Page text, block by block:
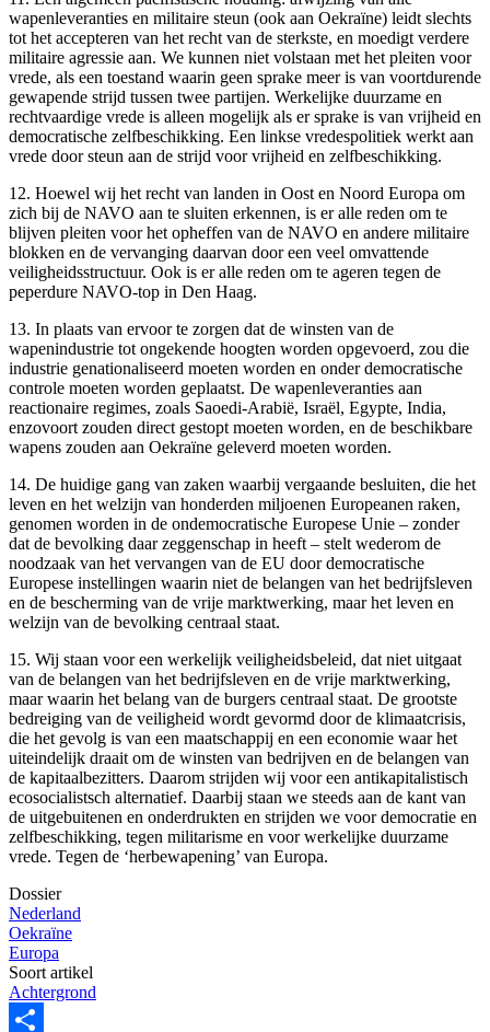
wapenleveranties en militaire steun (ook aan Oekraïne) leidt slechts
tot het accepteren van het recht van de sterkste, en moedigt verdere
militaire agressie aan. We kunnen niet volstaan met het pleiten voor
vrede, als een toestand waarin geen sprake meer is van voortdurende
gewapende strijd tussen twee partijen. Werkelijke duurzame en
rechtvaardige vrede is alleen mogelijk als er sprake is van vrijheid en
democratische zelfbeschikking. Een linkse vredespolitiek werkt aan
vrede door steun aan de strijd voor vrijheid en zelfbeschikking.
12. Hoewel wij het recht van landen in Oost en Noord Europa om
zich bij de NAVO aan te sluiten erkennen, is er alle reden om te
blijven pleiten voor het opheffen van de NAVO en andere militaire
blokken en de vervanging daarvan door een veel omvattende
veiligheidsstructuur. Ook is er alle reden om te ageren tegen de
peperdure NAVO-top in Den Haag.
13. In plaats van ervoor te zorgen dat de winsten van de
wapenindustrie tot ongekende hoogten worden opgevoerd, zou die
industrie genationaliseerd moeten worden en onder democratische
controle moeten worden geplaatst. De wapenleveranties aan
reactionaire regimes, zoals Saoedi-Arabië, Israël, Egypte, India,
enzovoort zouden direct gestopt moeten worden, en de beschikbare
wapens zouden aan Oekraïne geleverd moeten worden.
14. De huidige gang van zaken waarbij vergaande besluiten, die het
leven en het welzijn van honderden miljoenen Europeanen raken,
genomen worden in de ondemocratische Europese Unie – zonder
dat de bevolking daar zeggenschap in heeft – stelt wederom de
noodzaak van het vervangen van de EU door democratische
Europese instellingen waarin niet de belangen van het bedrijfsleven
en de bescherming van de vrije marktwerking, maar het leven en
welzijn van de bevolking centraal staat.
15. Wij staan voor een werkelijk veiligheidsbeleid, dat niet uitgaat
van de belangen van het bedrijfsleven en de vrije marktwerking,
maar waarin het belang van de burgers centraal staat. De grootste
bedreiging van de veiligheid wordt gevormd door de klimaatcrisis,
die het gevolg is van een maatschappij en een economie waar het
uiteindelijk draait om de winsten van bedrijven en de belangen van
de kapitaalbezitters. Daarom strijden wij voor een antikapitalistisch
ecosocialistsch alternatief. Daarbij staan we steeds aan de kant van
de uitgebuitenen en onderdrukten en strijden we voor democratie en
zelfbeschikking, tegen militarisme en voor werkelijke duurzame
vrede. Tegen de ‘herbewapening’ van Europa.
Dossier
Nederland
Oekraïne
Europa
Soort artikel
Achtergrond